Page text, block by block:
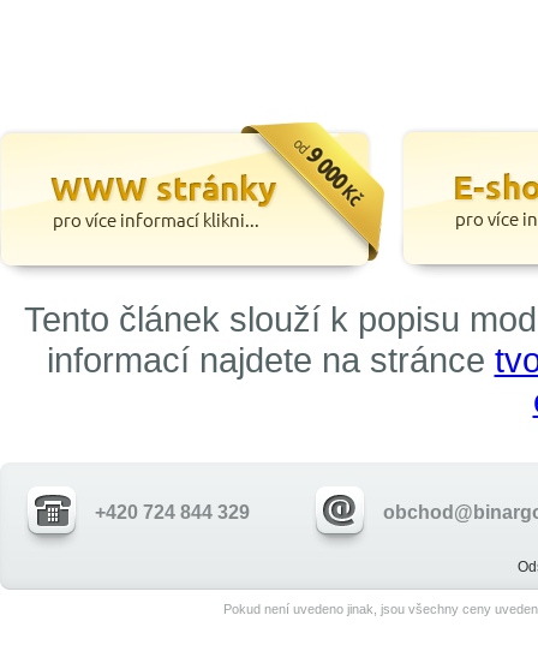
Tento článek slouží k popisu
informací najdete na stránce
+420 724 844 329
Pokud není uvedeno jinak, jsou všechny ceny